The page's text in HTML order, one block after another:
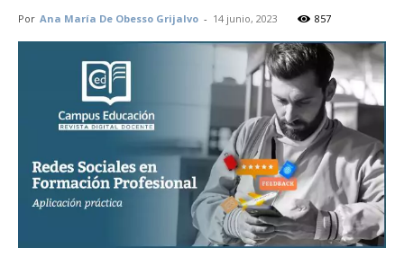
Por Ana María De Obesso Grijalvo - 14 junio, 2023 857